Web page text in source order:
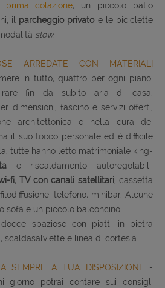
prima colazione, un piccolo patio
il parcheggio privatoe le biciclette
slow.
ARREDATE CON MATERIALI
in tutto, quattro per ogni piano:
fin da subito aria di casa.
dimensioni, fascino e servizi offerti,
architettonica e nella cura dei
il suo tocco personale ed è difficile
tutte hanno letto matrimoniale king-
e riscaldamento autoregolabili,
fi, TV con canali satellitari, cassetta
telefono, minibar. Alcune
sofà e un piccolo balconcino.
spaziose con piatti in pietra
scaldasalviette e linea di cortesia.
SEMPRE A TUA DISPOSIZIONE -
giorno potrai contare sui consigli